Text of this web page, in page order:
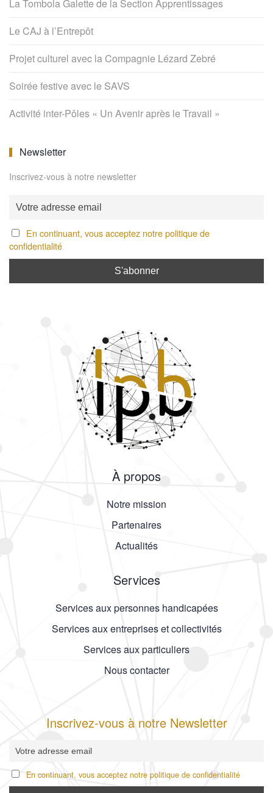
La Tombola Galette de la Section Apprentissages
Le CAJ à l’Entrepôt
Projet culturel avec la Compagnie Lézard Zebré
Soirée festive avec le SAVS
Activité inter-Pôles « Un Avenir après le Travail »
Newsletter
Inscrivez-vous à notre newsletter
En continuant, vous acceptez notre politique de
confidentialité
À propos
Notre mission
Partenaires
Actualités
Services
Services aux personnes handicapées
Services aux entreprises et collectivités
Services aux particuliers
Nous contacter
Inscrivez-vous à notre Newsletter
En continuant, vous acceptez notre politique de confidentialité